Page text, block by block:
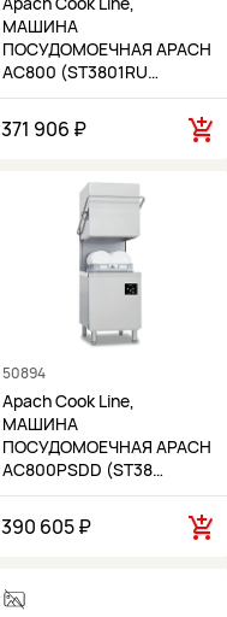
МАШИНА
ПОСУДОМОЕЧНАЯ APACH
AC800 (ST3801RU…
371 906 ₽
50894
Apach Cook Line,
МАШИНА
ПОСУДОМОЕЧНАЯ APACH
AC800PSDD (ST38…
390 605 ₽